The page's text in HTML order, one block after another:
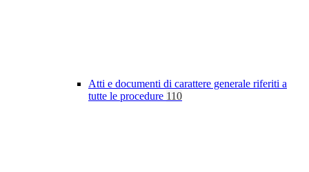
Atti e documenti di carattere generale riferiti a
tutte le procedure 110